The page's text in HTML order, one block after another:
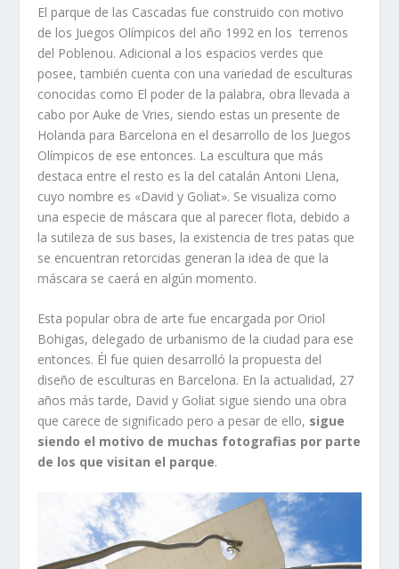
El parque de las Cascadas fue construido con motivo
de los Juegos Olímpicos del año 1992 en los terrenos
del Poblenou. Adicional a los espacios verdes que
posee, también cuenta con una variedad de esculturas
conocidas como El poder de la palabra, obra llevada a
cabo por Auke de Vries, siendo estas un presente de
Holanda para Barcelona en el desarrollo de los Juegos
Olímpicos de ese entonces. La escultura que más
destaca entre el resto es la del catalán Antoni Llena,
cuyo nombre es «David y Goliat». Se visualiza como
una especie de máscara que al parecer flota, debido a
la sutileza de sus bases, la existencia de tres patas que
se encuentran retorcidas generan la idea de que la
máscara se caerá en algún momento.
Esta popular obra de arte fue encargada por Oriol
Bohigas, delegado de urbanismo de la ciudad para ese
entonces. Él fue quien desarrolló la propuesta del
diseño de esculturas en Barcelona. En la actualidad, 27
años más tarde, David y Goliat sigue siendo una obra
que carece de significado pero a pesar de ello, sigue
siendo el motivo de muchas fotografias por parte
de los que visitan el parque.